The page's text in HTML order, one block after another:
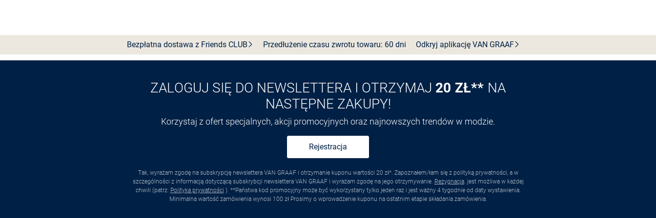
Bezpłatna dostawa z FriendsCLUB Przedłużenie czasu zwrotu towaru: 60 dni Odkryj aplikację VAN GRAAF
ZALOGUJ SIĘ DO NEWSLETTERA I OTRZYMAJ 20 ZŁ** NA
NASTĘPNE ZAKUPY!
Korzystaj z ofert specjalnych, akcji promocyjnych oraz najnowszych trendów w modzie.
Rejestracja
Tak, wyrażam zgodę na subskrypcję newslettera VAN GRAAF i otrzymanie kuponu wartości 20 zł*. Zapoznałem/łam się z polityką prywatności, a w
szczególności z informacją dotyczącą subskrybcji newslettera VAN GRAAF i wyrażam zgodę na jego otrzymywanie. Rezygnacja. jest możliwa w każdej
chwili (patrz: Polityka prywatności ). **Państwa kod promocyjny może być wykorzystany tylko jeden raz i jest ważny 4 tygodnie od daty wystawienia.
Minimalna wartość zamówienia wynosi 100 zł Prosimy o wprowadzenie kuponu na ostatnim etapie składania zamówienia.